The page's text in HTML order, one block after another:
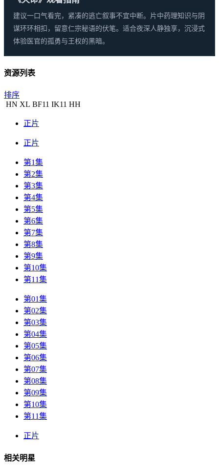
建议一口气看完，紧凑的逃亡叙事不宜中断。片中药理知识与阴
谋环环相扣，留意仁宗秘语的伏笔。适合夜深人静独享，沉浸式
体验医官的孤勇与王权的黑暗。
资源列表
排序
HN XL BF11 IK11 HH
正片
正片
第1集
第2集
第3集
第4集
第5集
第6集
第7集
第8集
第9集
第10集
第11集
第01集
第02集
第03集
第04集
第05集
第06集
第07集
第08集
第09集
第10集
第11集
正片
相关明星